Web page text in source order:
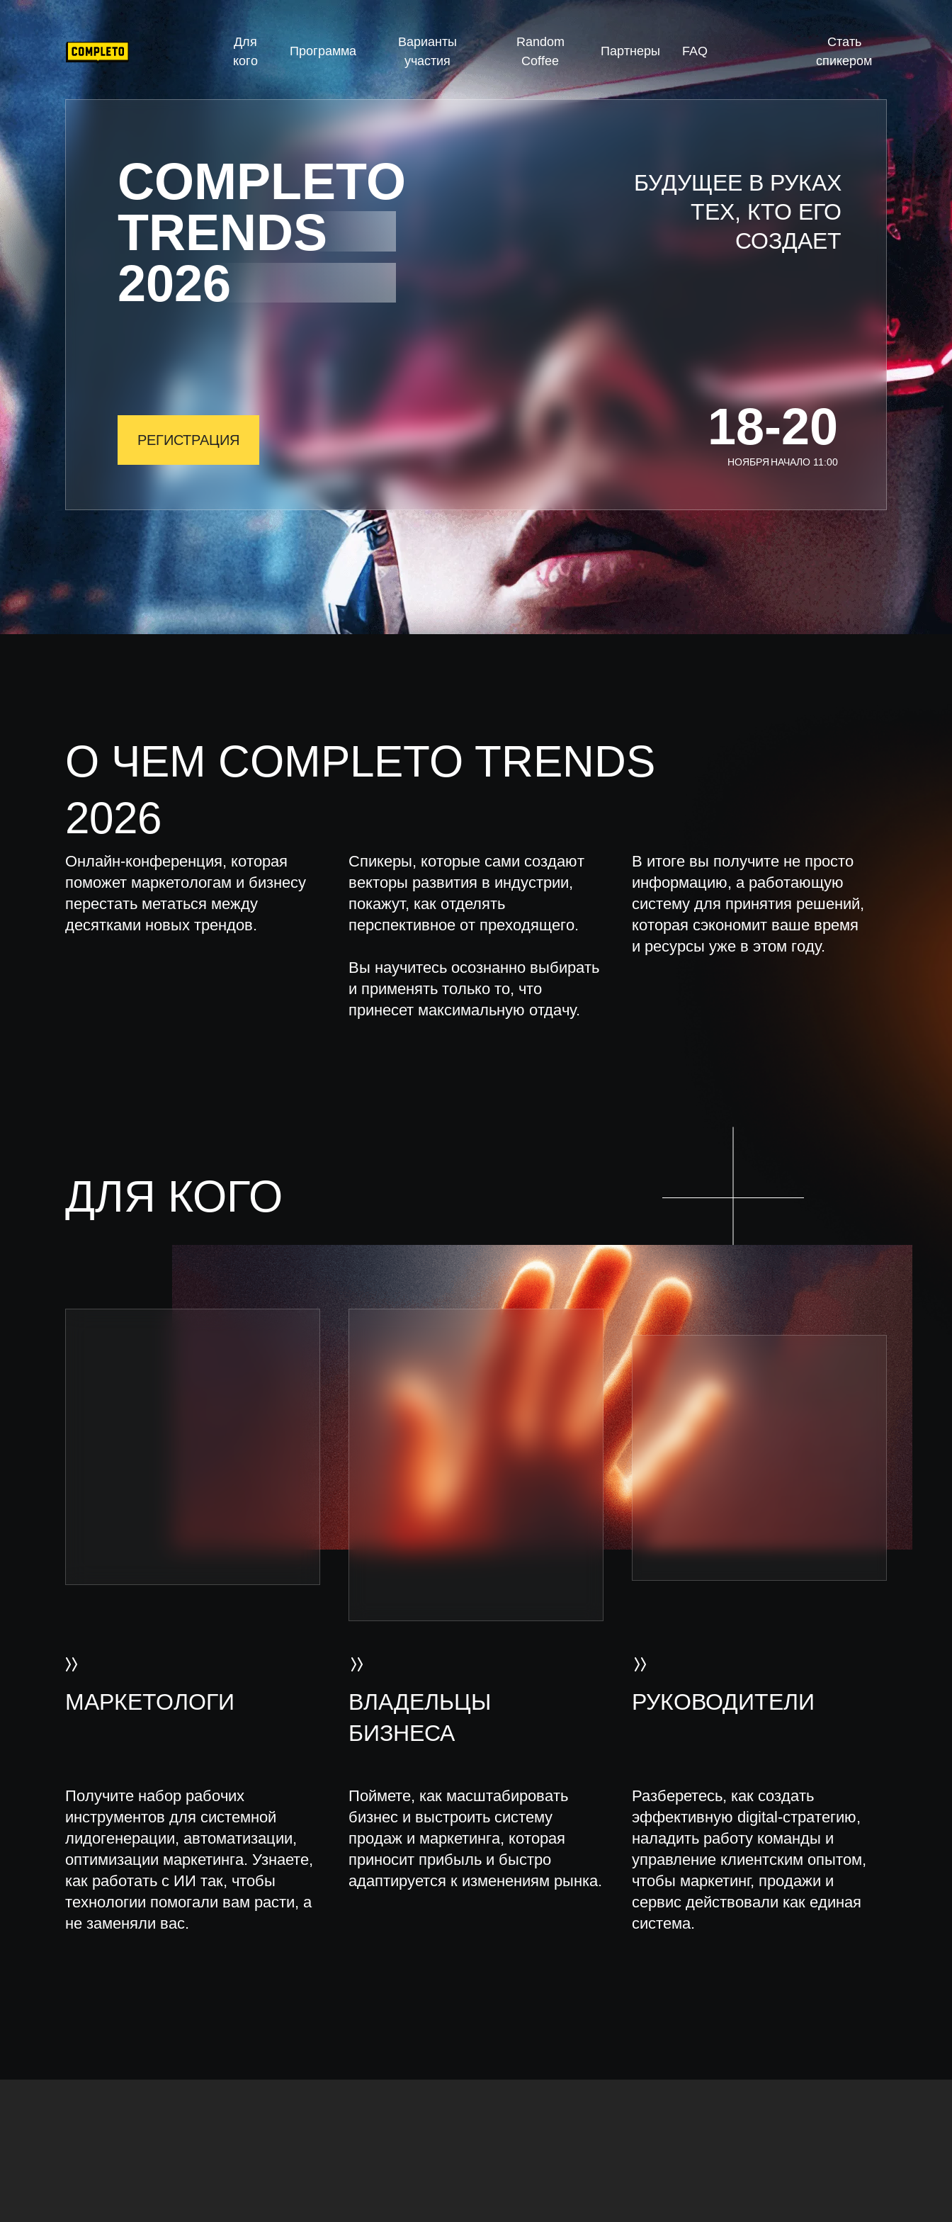
РЕГИСТРАЦИЯ
Для
кого
Программа
Варианты
участия
Random
Coffee
Партнеры FAQ
Стать
спикером
18-20
БУДУЩЕЕ В РУКАХ
ТЕХ, КТО ЕГО
СОЗДАЕТ
НОЯБРЯ НАЧАЛО 11:00
COMPLETO
TRENDS
2026
О ЧЕМ COMPLETO TRENDS
2026
ДЛЯ КОГО
Онлайн-конференция, которая
поможет маркетологам и бизнесу
перестать метаться между
десятками новых трендов.
Спикеры, которые сами создают
векторы развития в индустрии,
покажут, как отделять
перспективное от преходящего.
Вы научитесь осознанно выбирать
и применять только то, что
принесет максимальную отдачу.
В итоге вы получите не просто
информацию, а работающую
систему для принятия решений,
которая сэкономит ваше время
и ресурсы уже в этом году.
Получите набор рабочих
инструментов для системной
лидогенерации, автоматизации,
оптимизации маркетинга. Узнаете,
как работать с ИИ так, чтобы
технологии помогали вам расти, а
не заменяли вас.
Поймете, как масштабировать
бизнес и выстроить систему
продаж и маркетинга, которая
приносит прибыль и быстро
адаптируется к изменениям рынка.
Разберетесь, как создать
эффективную digital-стратегию,
наладить работу команды и
управление клиентским опытом,
чтобы маркетинг, продажи и
сервис действовали как единая
система.
МАРКЕТОЛОГИ
ВЛАДЕЛЬЦЫ
БИЗНЕСА
РУКОВОДИТЕЛИ